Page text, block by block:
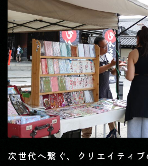
次世代へ繋ぐ、クリエイティ